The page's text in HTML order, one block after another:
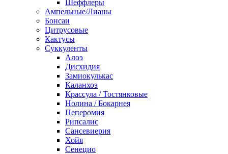
Шеффлеры
Ампельные/Лианы
Бонсаи
Цитрусовые
Кактусы
Суккуленты
Алоэ
Дисхидия
Замиокулькас
Каланхоэ
Крассула / Тостянковые
Нолина / Бокарнея
Пеперомия
Рипсалис
Сансевиерия
Хойя
Сенецио